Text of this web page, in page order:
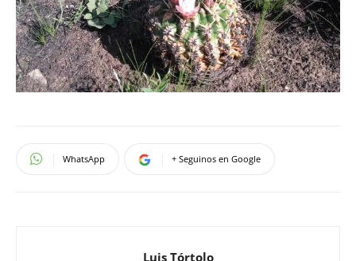
WhatsApp + Seguinos en Google
Luis Tórtolo